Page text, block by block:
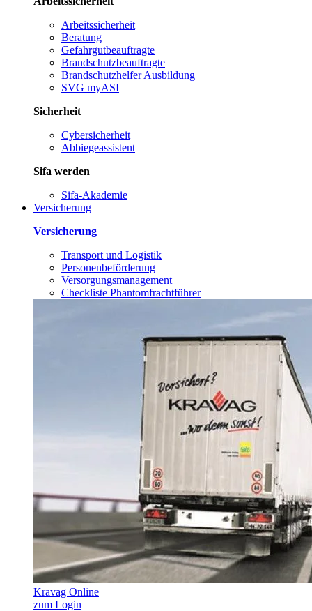
Arbeitssicherheit
Beratung
Gefahrgutbeauftragte
Brandschutzbeauftragte
Brandschutzhelfer Ausbildung
SVG myASI
Sicherheit
Cybersicherheit
Abbiegeassistent
Sifa werden
Sifa-Akademie
Versicherung
Versicherung
Transport und Logistik
Personenbeförderung
Versorgungsmanagement
Checkliste Phantomfrachtführer
Kravag Online
zum Login